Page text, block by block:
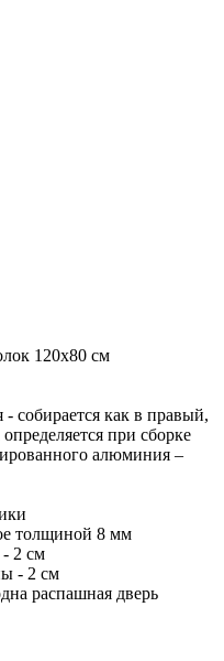
120x80 см
собирается как в правый,
при сборке
алюминия –
толщиной 8 мм
- 2 см
- 2 см
распашная дверь